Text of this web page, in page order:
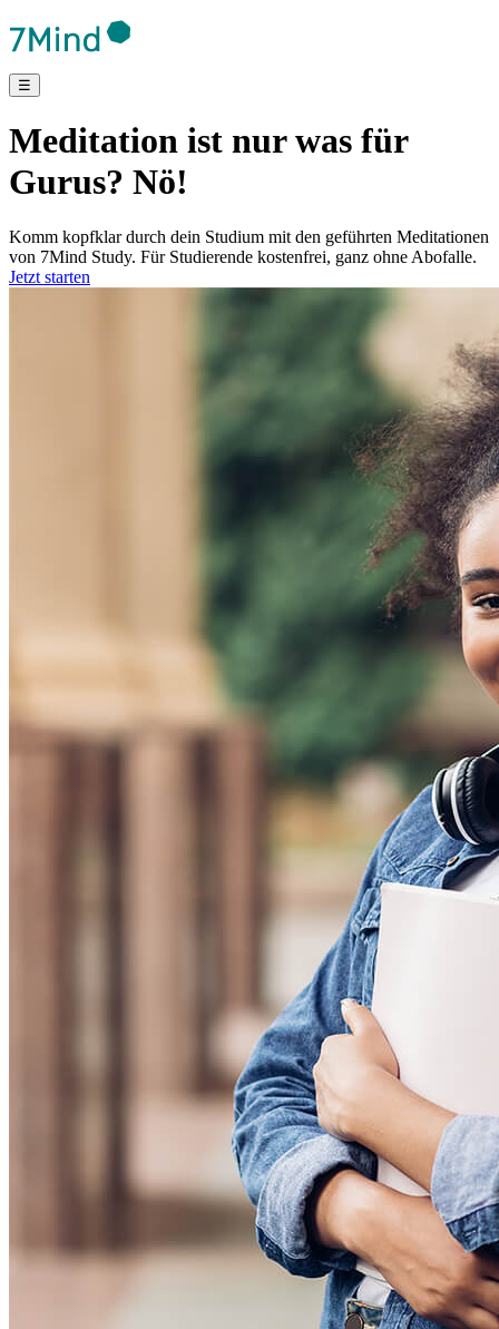
☰
Meditation ist nur was für
Gurus? Nö!
Komm kopfklar durch dein Studium mit den geführten Meditationen
von 7Mind Study. Für Studierende kostenfrei, ganz ohne Abofalle.
Jetzt starten